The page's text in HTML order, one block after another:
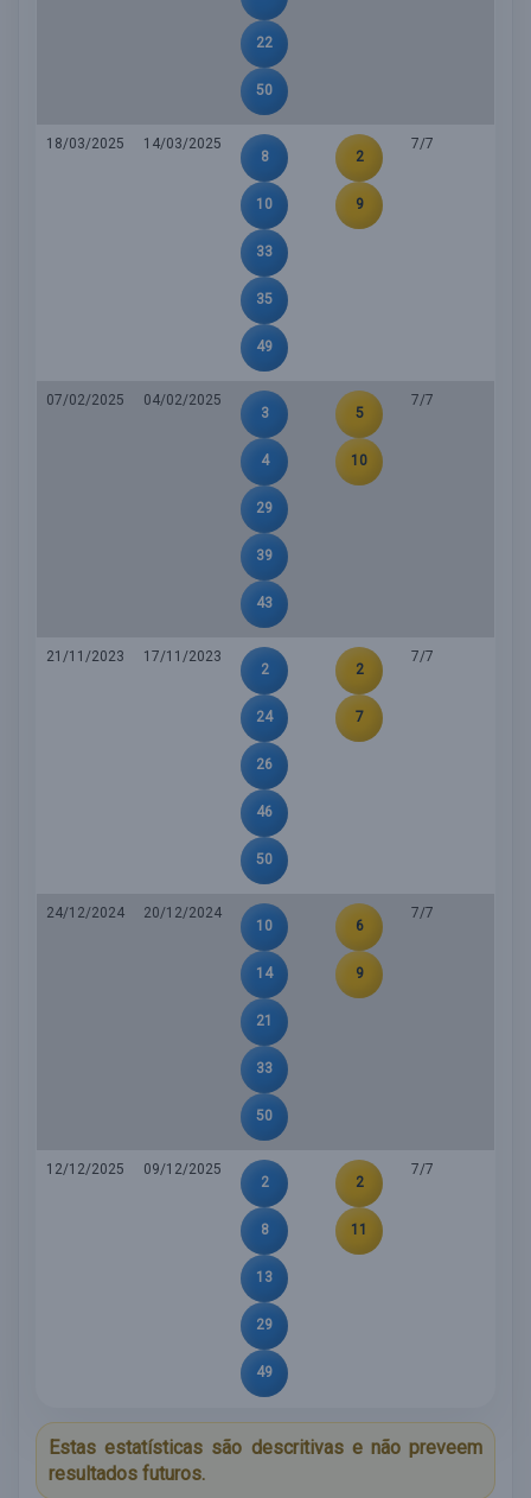
22
50
18/03/2025
14/03/2025
8
10
33
35
49
2
9
7/7
07/02/2025
04/02/2025
3
4
29
39
43
5
10
7/7
21/11/2023
17/11/2023
2
24
26
46
50
2
7
7/7
24/12/2024
20/12/2024
10
14
21
33
50
6
9
7/7
12/12/2025
09/12/2025
2
8
13
29
49
2
11
7/7
Estas estatísticas são descritivas e não preveem
resultados futuros.